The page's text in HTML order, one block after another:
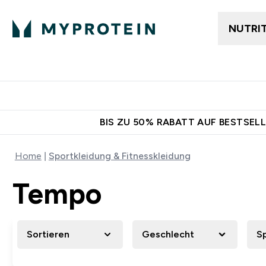
BIS ZU 50% RABATT AUF
Home Sportkleidung & Fitnesskleidung
Tempo
Sortieren Geschlecht